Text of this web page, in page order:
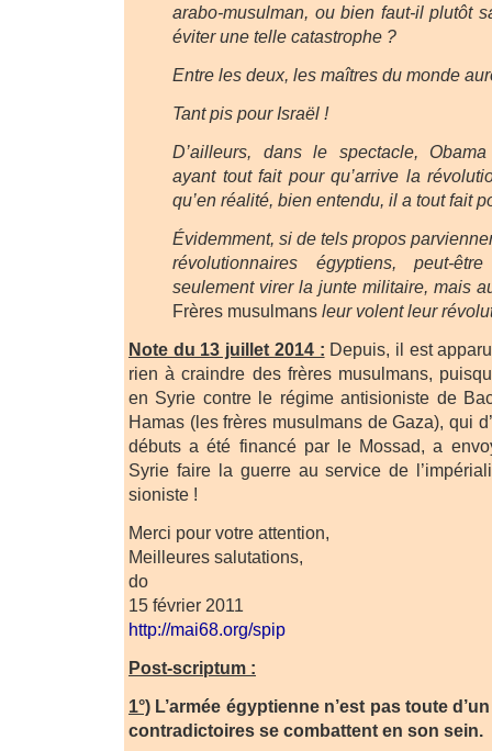
arabo-musulman, ou bien faut-il plutôt
éviter une telle catastrophe ?
Entre les deux, les maîtres du monde
Tant pis pour Israël !
D’ailleurs, dans le spectacle,
ayant tout fait pour qu’arrive la
qu’en réalité, bien entendu, il a tout fait
Évidemment, si de tels propos
révolutionnaires égyptiens, peut-
seulement virer la junte militaire, mais
Frères musulmans leur volent leur
Note du 13 juillet 2014 : Depuis, il est
rien à craindre des frères musulmans,
en Syrie contre le régime antisioniste de
Hamas (les frères musulmans de Gaza), qui
débuts a été financé par le Mossad, a
Syrie faire la guerre au service de
sioniste !
Merci pour votre attention,
Meilleures salutations,
do
15 février 2011
http://mai68.org/spip
Post-scriptum :
1°) L’armée égyptienne n’est pas toute
contradictoires se combattent en son sein.